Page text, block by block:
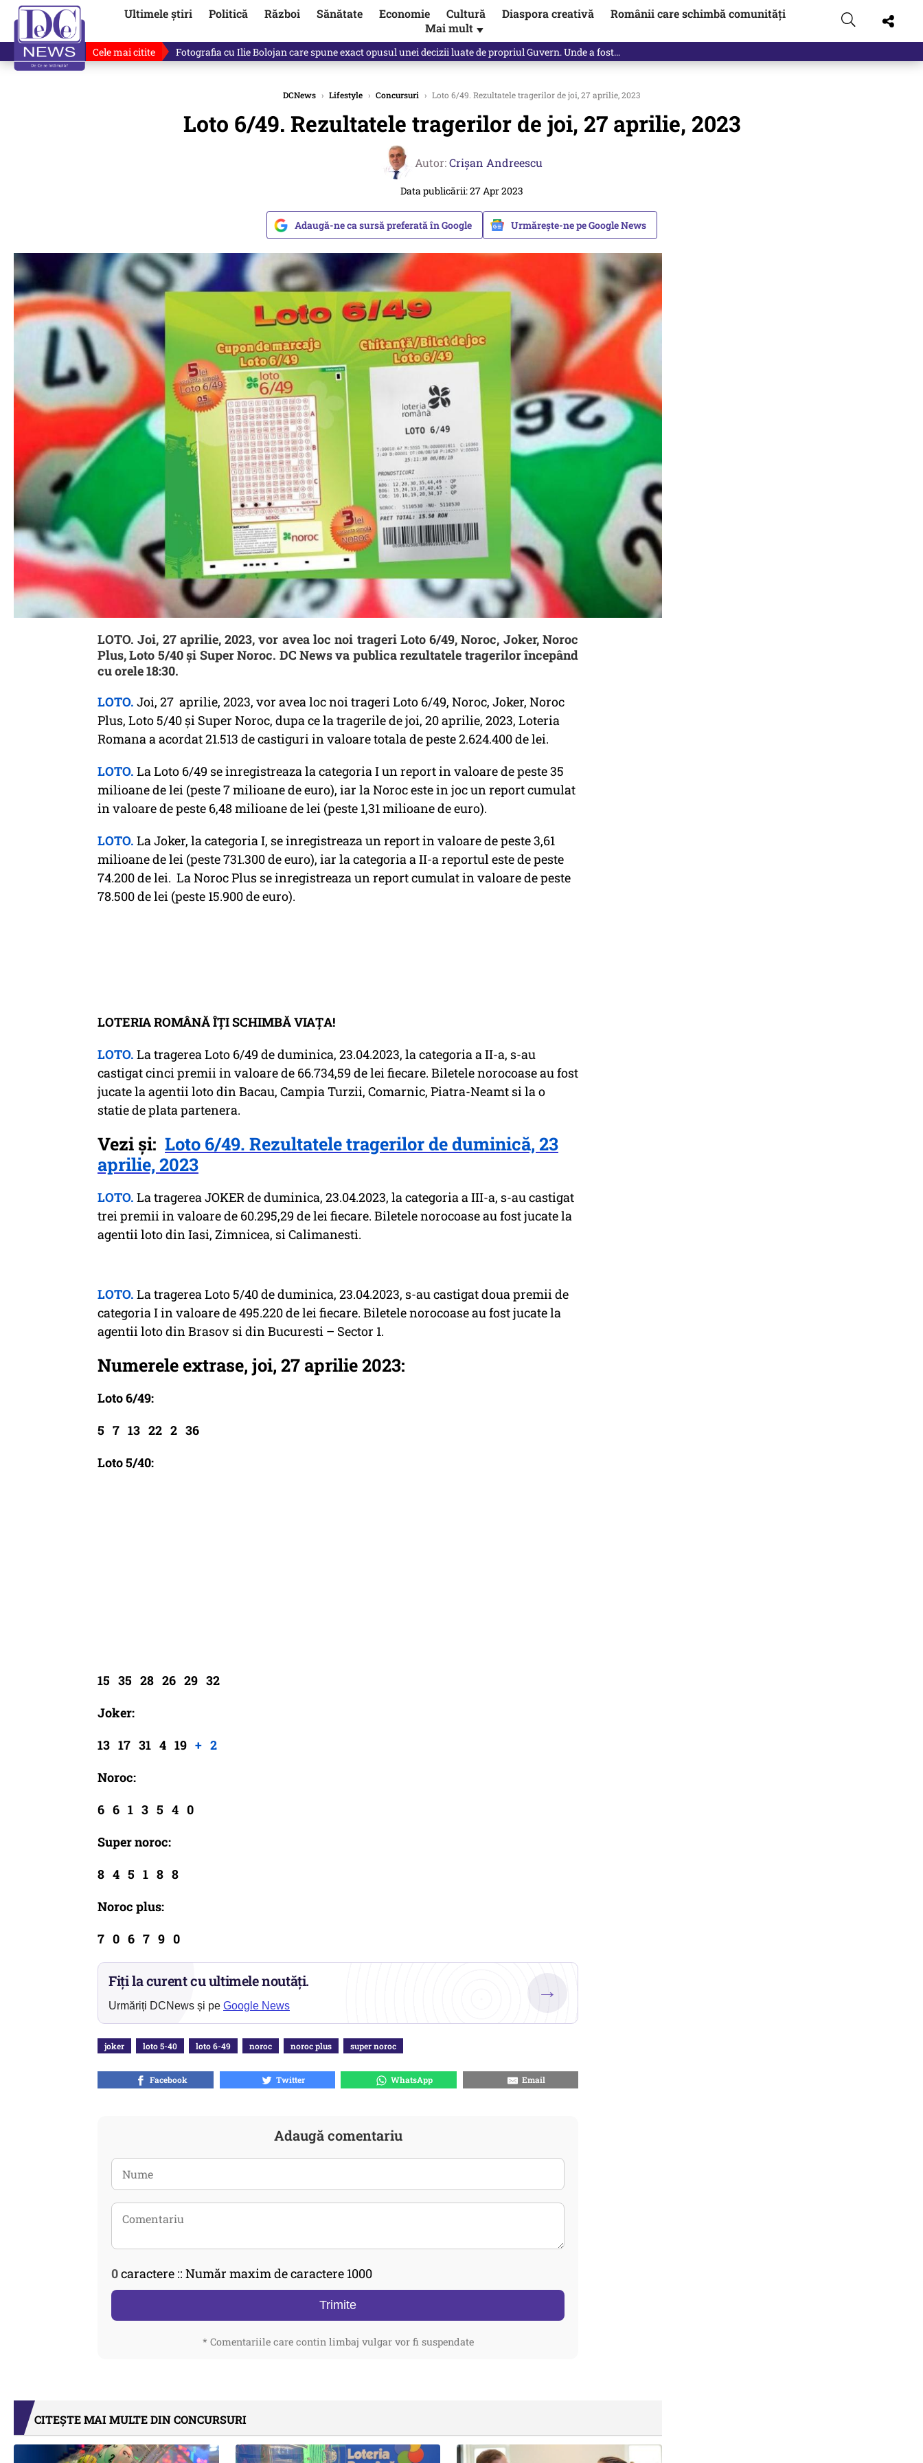
Ultimele știri Politică Război Sănătate Economie Cultură Diaspora creativă
Românii care schimbă comunități
Mai mult ▼
Cele mai citite De ce minte Ilie Bolojan? Ce spune Mircea Badea: E o minciună de mari proporții
DCNews › Lifestyle › Concursuri › Loto 6/49. Rezultatele tragerilor de joi, 27 aprilie, 2023
Loto 6/49. Rezultatele tragerilor de joi, 27 aprilie, 2023
Autor:Crişan Andreescu
Data publicării: 27 Apr 2023
Adaugă-ne ca sursă preferată în Google Urmărește-ne pe Google News
LOTO. Joi, 27 aprilie, 2023, vor avea loc noi trageri Loto 6/49, Noroc, Joker, Noroc
Plus, Loto 5/40 și Super Noroc. DC News va publica rezultatele tragerilor începând
cu orele 18:30.
LOTO. Joi, 27 aprilie, 2023, vor avea loc noi trageri Loto 6/49, Noroc, Joker, Noroc
Plus, Loto 5/40 și Super Noroc, dupa ce la tragerile de joi, 20 aprilie, 2023, Loteria
Romana a acordat 21.513 de castiguri in valoare totala de peste 2.624.400 de lei.
LOTO. La Loto 6/49 se inregistreaza la categoria I un report in valoare de peste 35
milioane de lei (peste 7 milioane de euro), iar la Noroc este in joc un report cumulat
in valoare de peste 6,48 milioane de lei (peste 1,31 milioane de euro).
LOTO. La Joker, la categoria I, se inregistreaza un report in valoare de peste 3,61
milioane de lei (peste 731.300 de euro), iar la categoria a II-a reportul este de peste
74.200 de lei. La Noroc Plus se inregistreaza un report cumulat in valoare de peste
78.500 de lei (peste 15.900 de euro).
LOTERIA ROMÂNĂ ÎȚI SCHIMBĂ VIAȚA!
LOTO. La tragerea Loto 6/49 de duminica, 23.04.2023, la categoria a II-a, s-au
castigat cinci premii in valoare de 66.734,59 de lei fiecare. Biletele norocoase au fost
jucate la agentii loto din Bacau, Campia Turzii, Comarnic, Piatra-Neamt si la o
statie de plata partenera.
Vezi și: Loto 6/49. Rezultatele tragerilor de duminică, 23
aprilie, 2023
LOTO. La tragerea JOKER de duminica, 23.04.2023, la categoria a III-a, s-au castigat
trei premii in valoare de 60.295,29 de lei fiecare. Biletele norocoase au fost jucate la
agentii loto din Iasi, Zimnicea, si Calimanesti.
LOTO. La tragerea Loto 5/40 de duminica, 23.04.2023, s-au castigat doua premii de
categoria I in valoare de 495.220 de lei fiecare. Biletele norocoase au fost jucate la
agentii loto din Brasov si din Bucuresti – Sector 1.
Numerele extrase, joi, 27 aprilie 2023:
Loto 6/49:
5 7 13 22 2 36
Loto 5/40:
15 35 28 26 29 32
Joker:
13 17 31 4 19 + 2
Noroc:
6 6 1 3 5 4 0
Super noroc:
8 4 5 1 8 8
Noroc plus:
7 0 6 7 9 0
Fiți la curent cu ultimele noutăți.
Urmăriți DCNews și pe Google News
→
joker loto 5-40 loto 6-49 noroc noroc plus super noroc
Facebook Twitter WhatsApp Email
Adaugă comentariu
0caractere :: Număr maxim de caractere 1000
Trimite
* Comentariile care contin limbaj vulgar vor fi suspendate
CITEȘTE MAI MULTE DIN CONCURSURI